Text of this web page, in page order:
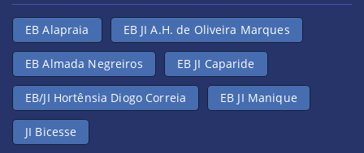
EB Alapraia EB JI A.H. de Oliveira Marques
EB Almada Negreiros EB JI Caparide
EB/JI Hortênsia Diogo Correia EB JI Manique
JI Bicesse